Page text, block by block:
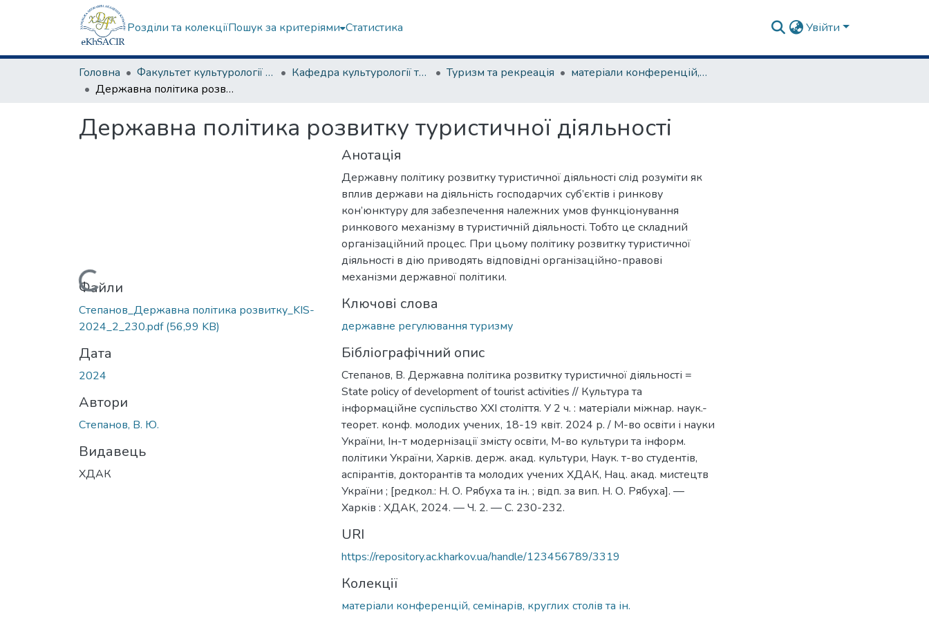
Розділи та колекціїПошук за критеріями Статистика Увійти
Головна Факультет культурології та соціальних комунікацій Кафедра культурології та музеєзнавства Туризм та рекреація
матеріали конференцій, семінарів, круглих столів та ін.
Державна політика розвитку туристичної діяльності
Державна політика розвитку туристичної діяльності
Вантажиться...
Файли
Степанов_Державна політика розвитку_KIS-
2024_2_230.pdf(56,99 KB)
Дата
2024
Автори
Степанов, В. Ю.
Видавець
ХДАК
Анотація
Державну політику розвитку туристичної діяльності слід розуміти як
вплив держави на діяльність господарчих суб’єктів і ринкову
кон’юнктуру для забезпечення належних умов функціонування
ринкового механізму в туристичній діяльності. Тобто це складний
організаційний процес. При цьому політику розвитку туристичної
діяльності в дію приводять відповідні організаційно-правові
механізми державної політики.
Ключові слова
державне регулювання туризму
Бібліографічний опис
Степанов, В. Державна політика розвитку туристичної діяльності =
State policy of development of tourist activities // Культура та
інформаційне суспільство ХХІ століття. У 2 ч. : матеріали міжнар. наук.-
теорет. конф. молодих учених, 18-19 квіт. 2024 р. / М-во освіти і науки
України, Ін-т модернізації змісту освіти, М-во культури та інформ.
політики України, Харків. держ. акад. культури, Наук. т-во студентів,
аспірантів, докторантів та молодих учених ХДАК, Нац. акад. мистецтв
України ; [редкол.: Н. О. Рябуха та ін. ; відп. за вип. Н. О. Рябуха]. —
Харків : ХДАК, 2024. — Ч. 2. — С. 230-232.
URI
https://repository.ac.kharkov.ua/handle/123456789/3319
Колекції
матеріали конференцій, семінарів, круглих столів та ін.